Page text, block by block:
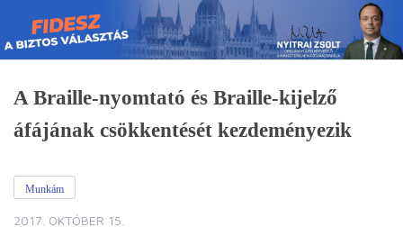
Skip
to
content
A Braille-nyomtató és Braille-kijelző
áfájának csökkentését kezdeményezik
Munkám
2017. OKTÓBER 15.